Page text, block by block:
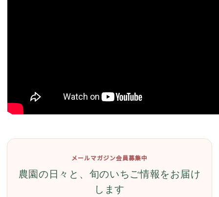
メールマガジン会員募集中
農園の日々と、旬のいちご情報をお届け
します